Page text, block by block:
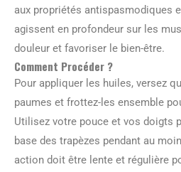
aux propriétés antispasmodiques
agissent en profondeur sur les
douleur et favoriser le bien-être.
Comment Procéder ?
Pour appliquer les huiles, versez
paumes et frottez-les ensemble
Utilisez votre pouce et vos doigts
base des trapèzes pendant au
action doit être lente et régulière